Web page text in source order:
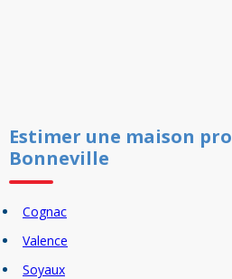
Estimer une maison
Bonneville
Cognac
Valence
Soyaux